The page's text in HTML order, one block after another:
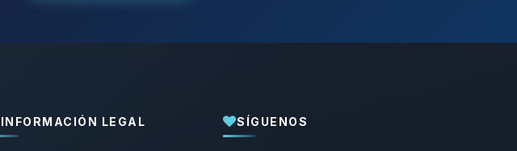
INFORMACIÓN LEGAL SÍGUENOS
Yupi, por fin alguien con quien hablar!